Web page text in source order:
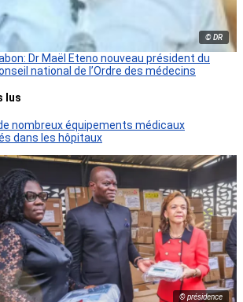
© DR
Dr Maël Eteno nouveau président du
national de l’Ordre des médecins
lus
nombreux équipements médicaux
dans les hôpitaux
© présidence